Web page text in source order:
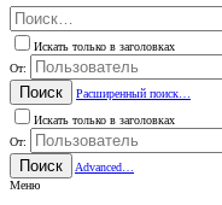
Искать только в заголовках
От:
Поиск
Расширенный поиск…
Искать только в заголовках
От:
Поиск
Advanced…
Меню